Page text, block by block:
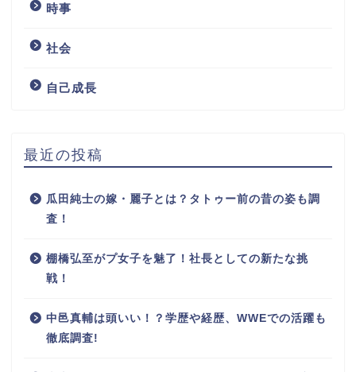
時事
社会
自己成長
最近の投稿
瓜田純士の嫁・麗子とは？タトゥー前の昔の姿も調
査！
棚橋弘至がプ女子を魅了！社長としての新たな挑
戦！
中邑真輔は頭いい！？学歴や経歴、WWEでの活躍も
徹底調査!